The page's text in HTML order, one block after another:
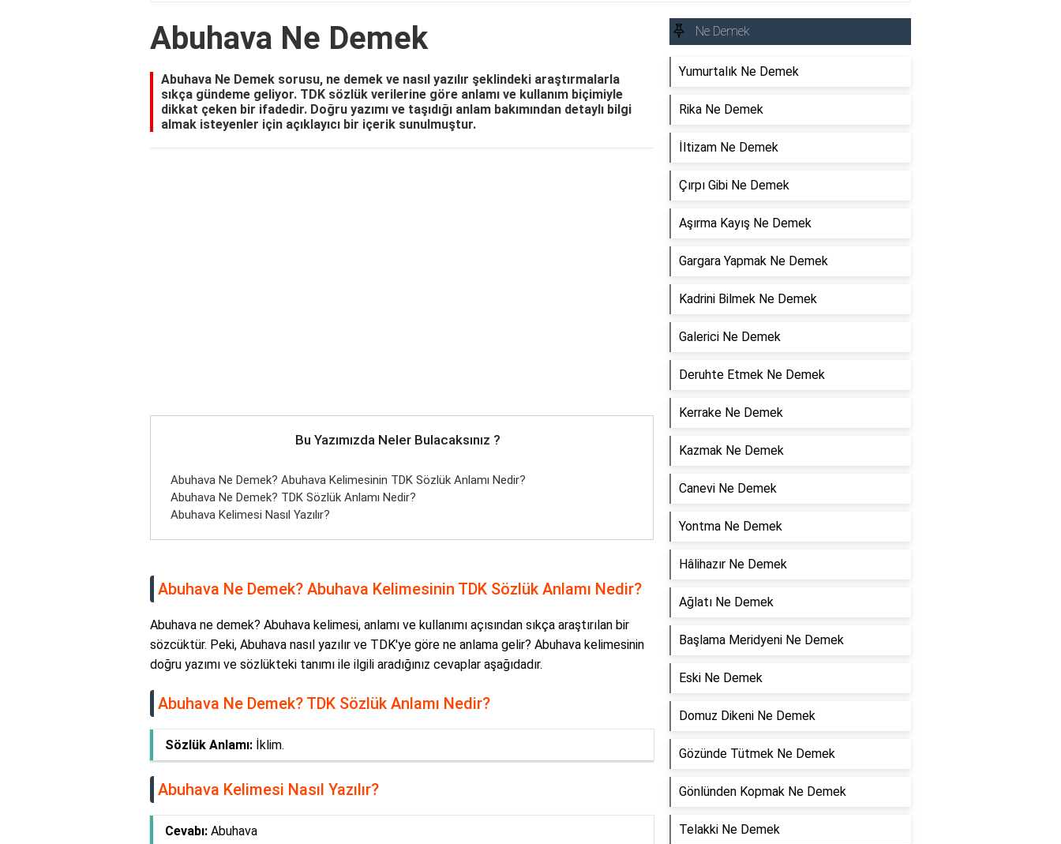
Abuhava Ne Demek
Abuhava Ne Demek sorusu, ne demek ve nasıl yazılır şeklindeki araştırmalarla
sıkça gündeme geliyor. TDK sözlük verilerine göre anlamı ve kullanım biçimiyle
dikkat çeken bir ifadedir. Doğru yazımı ve taşıdığı anlam bakımından detaylı bilgi
almak isteyenler için açıklayıcı bir içerik sunulmuştur.
Bu Yazımızda Neler Bulacaksınız ?
Abuhava Ne Demek? Abuhava Kelimesinin TDK Sözlük Anlamı Nedir?
Abuhava Ne Demek? TDK Sözlük Anlamı Nedir?
Abuhava Kelimesi Nasıl Yazılır?
Abuhava Ne Demek? Abuhava Kelimesinin TDK Sözlük Anlamı Nedir?
Abuhava ne demek? Abuhava kelimesi, anlamı ve kullanımı açısından sıkça araştırılan bir
sözcüktür. Peki, Abuhava nasıl yazılır ve TDK'ye göre ne anlama gelir? Abuhava kelimesinin
doğru yazımı ve sözlükteki tanımı ile ilgili aradığınız cevaplar aşağıdadır.
Abuhava Ne Demek? TDK Sözlük Anlamı Nedir?
Sözlük Anlamı: İklim.
Abuhava Kelimesi Nasıl Yazılır?
Cevabı: Abuhava
Ne Demek
Yumurtalık Ne Demek
Rika Ne Demek
İltizam Ne Demek
Çırpı Gibi Ne Demek
Aşırma Kayış Ne Demek
Gargara Yapmak Ne Demek
Kadrini Bilmek Ne Demek
Galerici Ne Demek
Deruhte Etmek Ne Demek
Kerrake Ne Demek
Kazmak Ne Demek
Canevi Ne Demek
Yontma Ne Demek
Hâlihazır Ne Demek
Ağlatı Ne Demek
Başlama Meridyeni Ne Demek
Eski Ne Demek
Domuz Dikeni Ne Demek
Gözünde Tütmek Ne Demek
Gönlünden Kopmak Ne Demek
Telakki Ne Demek